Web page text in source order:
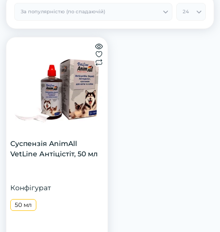
Суспензія AnimAll
VetLine Антіцістіт, 50 мл
Конфігурат
50 мл